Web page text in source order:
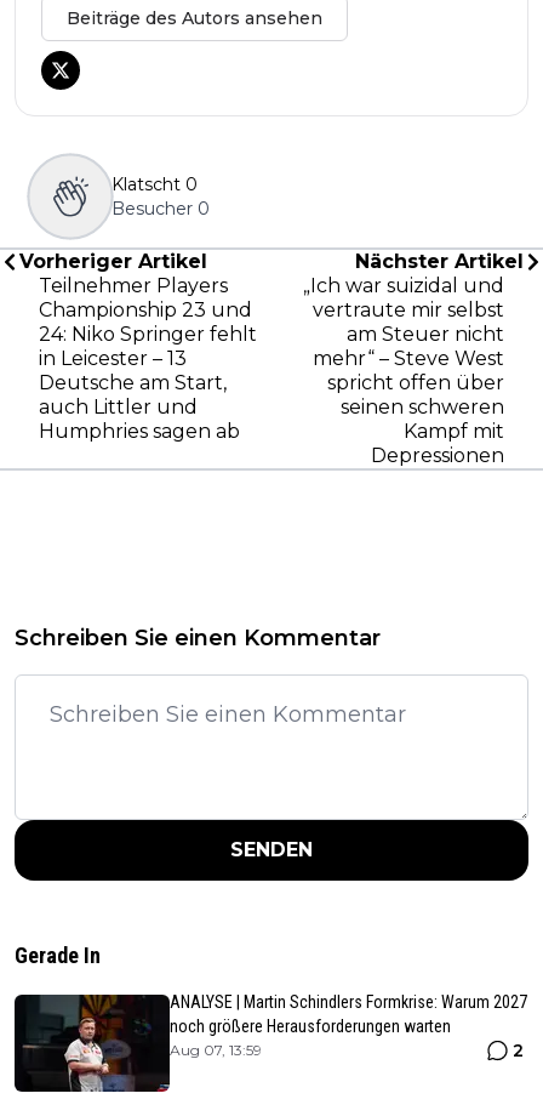
Beiträge des Autors ansehen
Klatscht 0
Besucher 0
Vorheriger Artikel
Teilnehmer Players
Championship 23 und
24: Niko Springer fehlt
in Leicester – 13
Deutsche am Start,
auch Littler und
Humphries sagen ab
Nächster Artikel
„Ich war suizidal und
vertraute mir selbst
am Steuer nicht
mehr“ – Steve West
spricht offen über
seinen schweren
Kampf mit
Depressionen
Schreiben Sie einen Kommentar
SENDEN
Gerade In
ANALYSE | Martin Schindlers Formkrise: Warum 2027
noch größere Herausforderungen warten
Aug 07, 13:59 2